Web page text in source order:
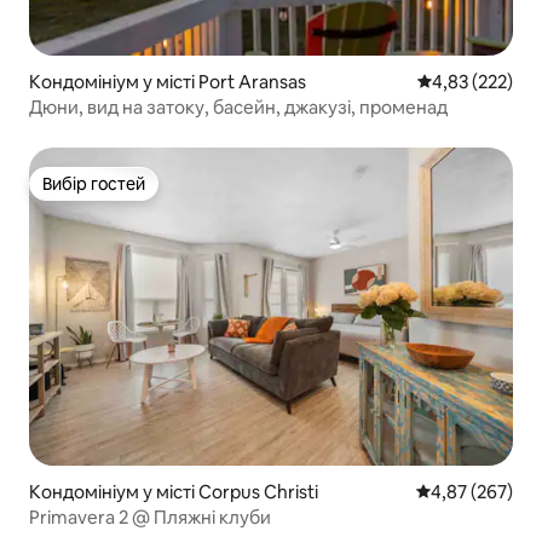
Кондомініум у місті Port Aransas Середня
4,83 (222)
Дюни, вид на затоку, басейн, джакузі, променад
Вибір гостей
Вибір гостей
Кондомініум у місті Corpus Christi Середня
4,87 (267)
Primavera 2 @ Пляжні клуби